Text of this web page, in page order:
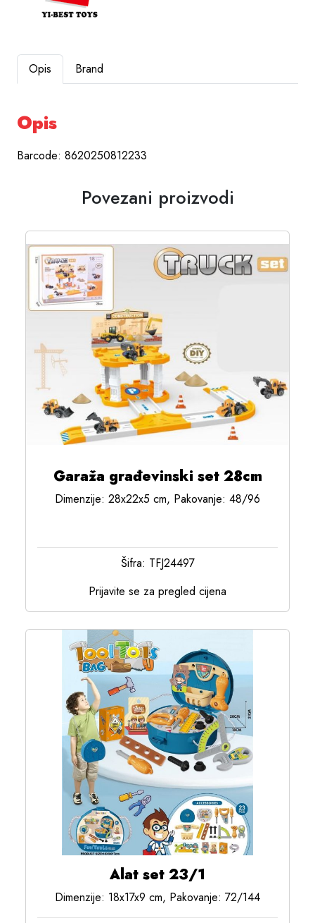
Opis Brand
Opis
Barcode: 8620250812233
Povezani proizvodi
Garaža građevinski set 28cm
Dimenzije: 28x22x5 cm, Pakovanje: 48/96
Šifra: TFJ24497
Prijavite se za pregled cijena
Alat set 23/1
Dimenzije: 18x17x9 cm, Pakovanje: 72/144